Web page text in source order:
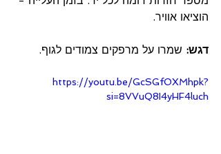
הוציאו אוויר.
דגש: שמרו על מרפקים צמודים לגוף.
https://youtu.be/GcSGfOXMhpk?
si=8VVuQ8I4yHF4luch